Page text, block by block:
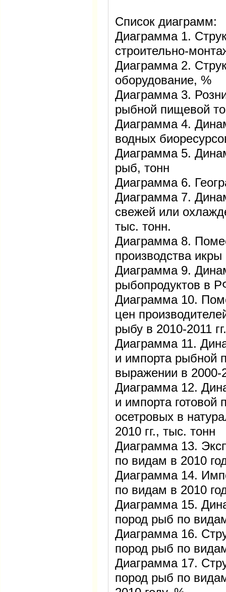
Список диаграмм:
Диаграмма 1.
строительно-
Диаграмма 2.
оборудование, %
Диаграмма 3.
рыбной пищевой
Диаграмма 4.
водных
Диаграмма 5.
рыб, тонн
Диаграмма 6.
Диаграмма 7.
свежей или
тыс. тонн.
Диаграмма 8.
производства
Диаграмма 9.
рыбопродуктов в
Диаграмма 10.
цен
рыбу в 2010-2011
Диаграмма 11.
и импорта рыбной
выражении в
Диаграмма 12.
и импорта готовой
осетровых в
2010 гг., тыс. тонн
Диаграмма 13.
по видам в 2010
Диаграмма 14.
по видам в 2010
Диаграмма 15.
пород рыб по
Диаграмма 16.
пород рыб по
Диаграмма 17.
пород рыб по